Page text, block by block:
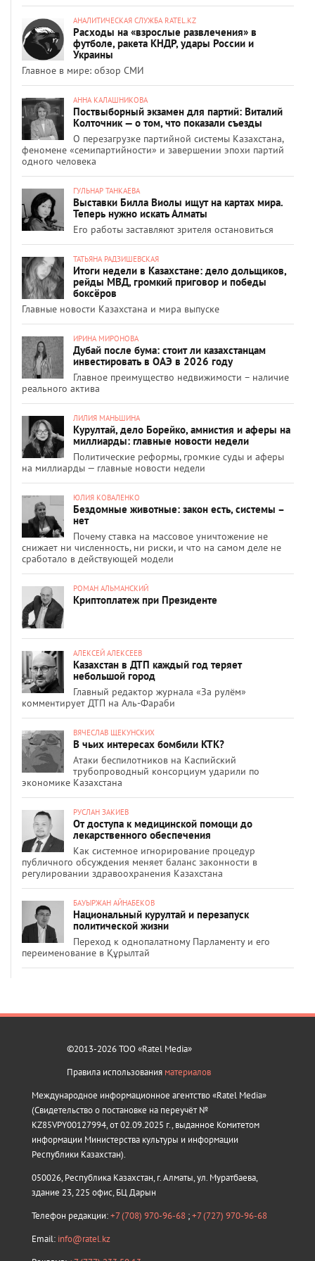
АНАЛИТИЧЕСКАЯ СЛУЖБА RATEL.KZ
Расходы на «взрослые развлечения» в
футболе, ракета КНДР, удары России и
Украины
Главное в мире: обзор СМИ
АННА КАЛАШНИКОВА
Поствыборный экзамен для партий: Виталий
Колточник — о том, что показали съезды
О перезагрузке партийной системы Казахстана,
феномене «семипартийности» и завершении эпохи партий
одного человека
ГУЛЬНАР ТАНКАЕВА
Выставки Билла Виолы ищут на картах мира.
Теперь нужно искать Алматы
Его работы заставляют зрителя остановиться
ТАТЬЯНА РАДЗИШЕВСКАЯ
Итоги недели в Казахстане: дело дольщиков,
рейды МВД, громкий приговор и победы
боксёров
Главные новости Казахстана и мира выпуске
ИРИНА МИРОНОВА
Дубай после бума: стоит ли казахстанцам
инвестировать в ОАЭ в 2026 году
Главное преимущество недвижимости – наличие
реального актива
ЛИЛИЯ МАНЬШИНА
Курултай, дело Борейко, амнистия и аферы на
миллиарды: главные новости недели
Политические реформы, громкие суды и аферы
на миллиарды — главные новости недели
ЮЛИЯ КОВАЛЕНКО
Бездомные животные: закон есть, системы –
нет
Почему ставка на массовое уничтожение не
снижает ни численность, ни риски, и что на самом деле не
сработало в действующей модели
РОМАН АЛЬМАНСКИЙ
Криптоплатеж при Президенте
АЛЕКСЕЙ АЛЕКСЕЕВ
Казахстан в ДТП каждый год теряет
небольшой город
Главный редактор журнала «За рулём»
комментирует ДТП на Аль-Фараби
ВЯЧЕСЛАВ ЩЕКУНСКИХ
В чьих интересах бомбили КТК?
Атаки беспилотников на Каспийский
трубопроводный консорциум ударили по
экономике Казахстана
РУСЛАН ЗАКИЕВ
От доступа к медицинской помощи до
лекарственного обеспечения
Как системное игнорирование процедур
публичного обсуждения меняет баланс законности в
регулировании здравоохранения Казахстана
БАУЫРЖАН АЙНАБЕКОВ
Национальный курултай и перезапуск
политической жизни
Переход к однопалатному Парламенту и его
переименование в Құрылтай
©2013-2026 ТОО «Ratel Media»
Правила использования материалов
Международное информационное агентство «Ratel Media»
(Свидетельство о постановке на переучёт №
KZ85VPY00127994, от 02.09.2025 г., выданное Комитетом
информации Министерства культуры и информации
Республики Казахстан).
050026, Республика Казахстан, г. Алматы, ул. Муратбаева,
здание 23, 225 офис, БЦ Дарын
Телефон редакции:+7 (708) 970-96-68 ;+7 (727) 970-96-68
Email: info@ratel.kz